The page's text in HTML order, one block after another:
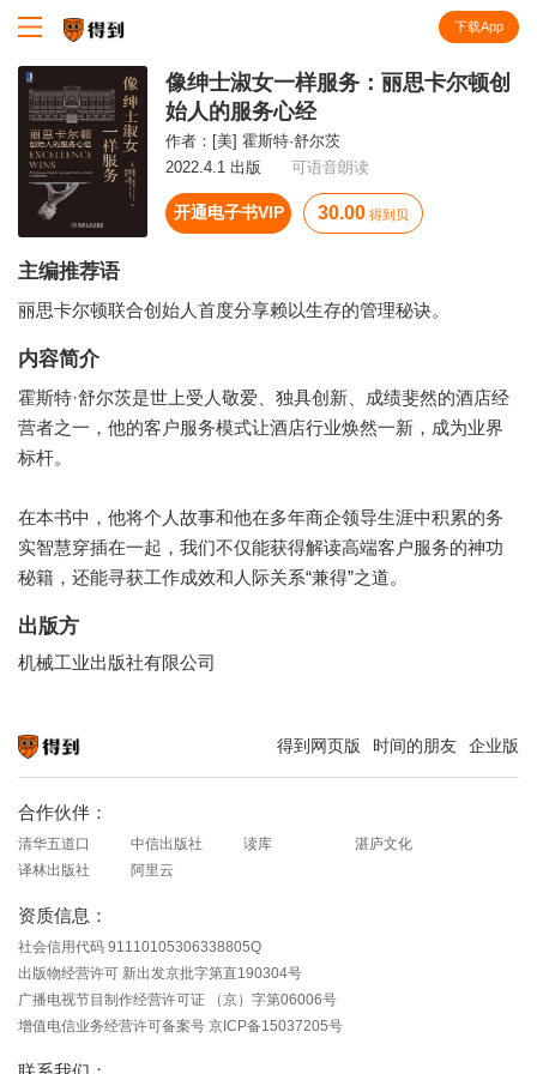
下载App
像绅士淑女一样服务：丽思卡尔顿创
始人的服务心经
作者： [美] 霍斯特·舒尔茨
2022.4.1 出版
可语音朗读
开通电子书VIP 30.00 得到贝
主编推荐语
丽思卡尔顿联合创始人首度分享赖以生存的管理秘诀。
内容简介
霍斯特·舒尔茨是世上受人敬爱、独具创新、成绩斐然的酒店经
营者之一，他的客户服务模式让酒店行业焕然一新，成为业界
标杆。
在本书中，他将个人故事和他在多年商企领导生涯中积累的务
实智慧穿插在一起，我们不仅能获得解读高端客户服务的神功
秘籍，还能寻获工作成效和人际关系“兼得”之道。
出版方
机械工业出版社有限公司
得到网页版 时间的朋友 企业版
合作伙伴：
清华五道口 中信出版社 读库
湛庐文化
译林出版社
阿里云
资质信息：
社会信用代码 91110105306338805Q
出版物经营许可 新出发京批字第直190304号
广播电视节目制作经营许可证 （京）字第06006号
增值电信业务经营许可备案号 京ICP备15037205号